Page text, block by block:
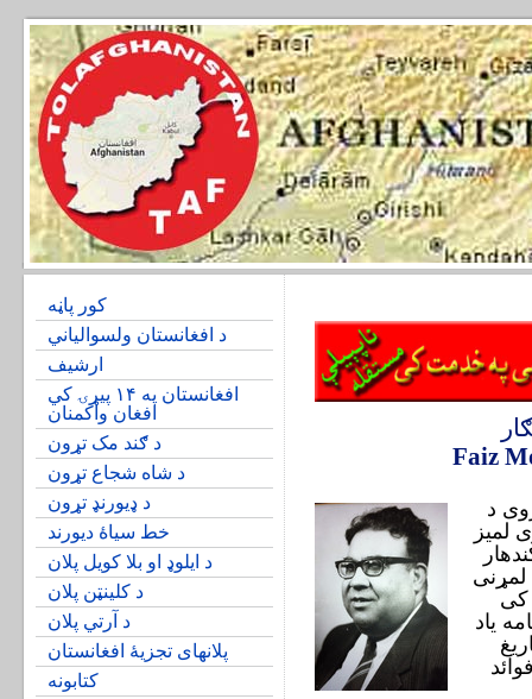
کور پاڼه
د افغانستان ولسوالیاني
ارشیف
افغانستان په ۱۴ پیړۍ کي
افغان واکمنان
د ګند مک تړون
د شاه شجاع تړون
د ډیورنډ تړون
خط سیاۀ دیورند
د ایلوډ او بلا کویل پلان
د کلینټن پلان
د آرتي پلان
پلانهای تجزیۀ افغانستان
کتابونه
Faiz
د
د ۱۲۹۳ هجری لميز
کی
ياد